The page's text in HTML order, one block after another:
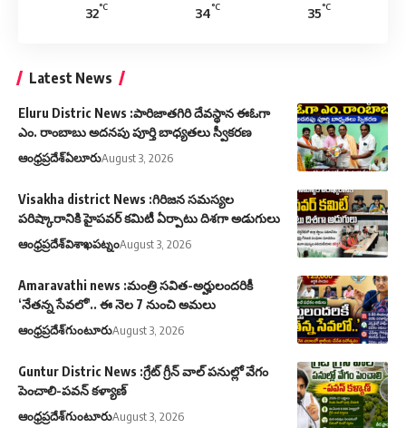
32°C 34°C 35°C
Latest News
Eluru Distric News :పారిజాతగిరి దేవస్థాన ఈఓగా
ఎం. రాంబాబు అదనపు పూర్తి బాధ్యతలు స్వీకరణ
ఆంధ్రప్రదేశ్ఏలూరుAugust 3, 2026
Visakha district News :గిరిజన సమస్యల
పరిష్కారానికి హైపవర్ కమిటీ ఏర్పాటు దిశగా అడుగులు
ఆంధ్రప్రదేశ్విశాఖపట్నంAugust 3, 2026
Amaravathi news :మంత్రి సవిత-అర్హులందరికీ
‘నేతన్న సేవలో’.. ఈ నెల 7 నుంచి అమలు
ఆంధ్రప్రదేశ్గుంటూరుAugust 3, 2026
Guntur Distric News :గ్రేట్ గ్రీన్ వాల్ పనుల్లో వేగం
పెంచాలి-పవన్ కళ్యాణ్
ఆంధ్రప్రదేశ్గుంటూరుAugust 3, 2026